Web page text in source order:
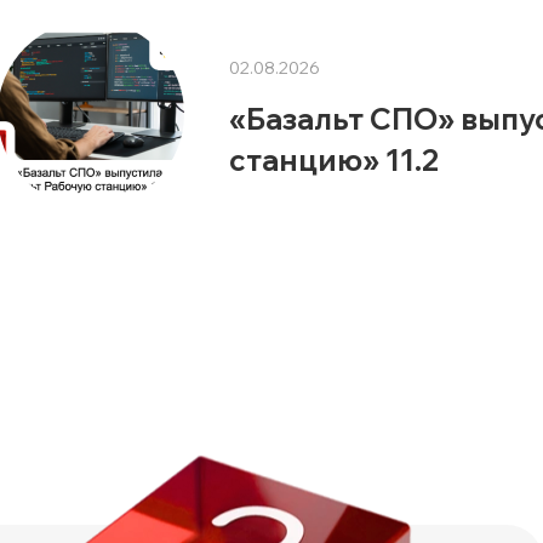
02.08.2026
«Базальт СПО»
станцию» 11.2